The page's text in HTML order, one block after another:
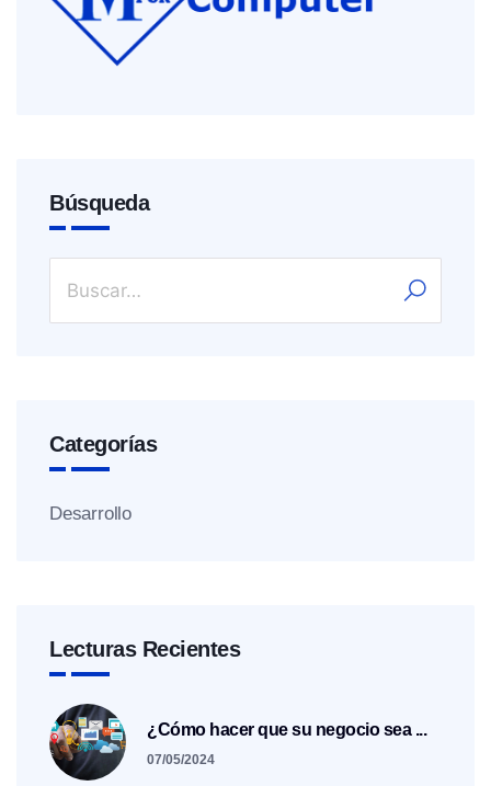
Búsqueda
Categorías
Desarrollo
Lecturas Recientes
¿Cómo hacer que su negocio sea ...
07/05/2024